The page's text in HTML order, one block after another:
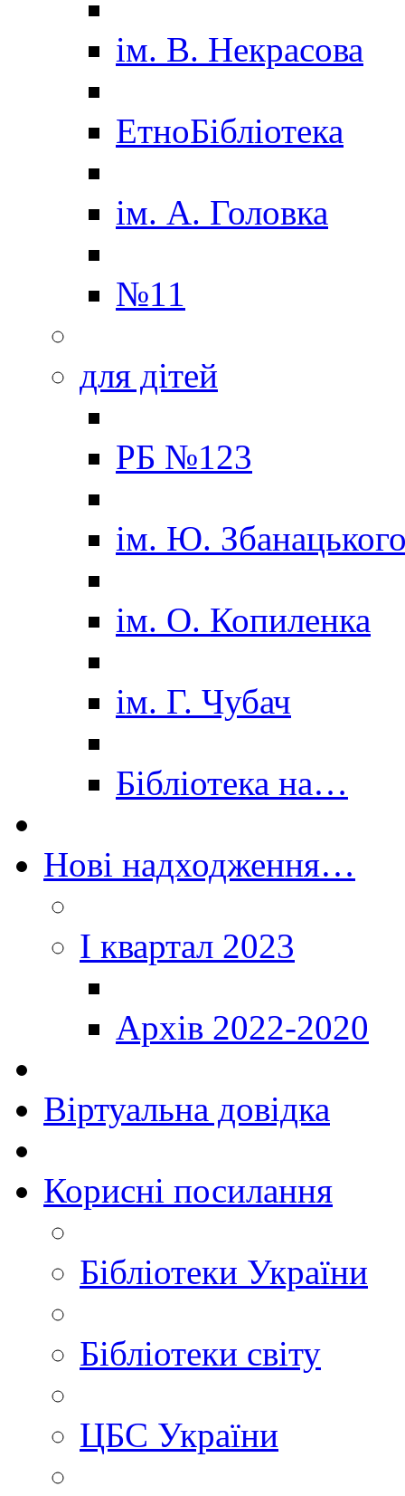
ім. В. Некрасова
ЕтноБібліотека
ім. А. Головка
№11
для дітей
РБ №123
ім. Ю.
ім. О. Копиленка
ім. Г. Чубач
Бібліотека на…
Нові надходження…
I квартал 2023
Архів 2022-2020
Віртуальна довідка
Корисні посилання
Бібліотеки України
Бібліотеки світу
ЦБС України